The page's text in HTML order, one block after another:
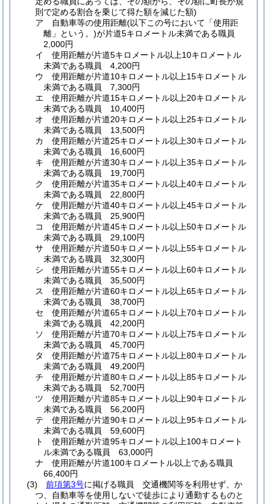
則で定める割合を乗じて得た額を減じた額)
ア
自動車等の使用距離(以下この号において「使用距
離」という。)が片道5キロメートル未満である職員
2,000円
イ
使用距離が片道5キロメートル以上10キロメートル
未満である職員 4,200円
ウ
使用距離が片道10キロメートル以上15キロメートル
未満である職員 7,300円
エ
使用距離が片道15キロメートル以上20キロメートル
未満である職員 10,400円
オ
使用距離が片道20キロメートル以上25キロメートル
未満である職員 13,500円
カ
使用距離が片道25キロメートル以上30キロメートル
未満である職員 16,600円
キ
使用距離が片道30キロメートル以上35キロメートル
未満である職員 19,700円
ク
使用距離が片道35キロメートル以上40キロメートル
未満である職員 22,800円
ケ
使用距離が片道40キロメートル以上45キロメートル
未満である職員 25,900円
コ
使用距離が片道45キロメートル以上50キロメートル
未満である職員 29,100円
サ
使用距離が片道50キロメートル以上55キロメートル
未満である職員 32,300円
シ
使用距離が片道55キロメートル以上60キロメートル
未満である職員 35,500円
ス
使用距離が片道60キロメートル以上65キロメートル
未満である職員 38,700円
セ
使用距離が片道65キロメートル以上70キロメートル
未満である職員 42,200円
ソ
使用距離が片道70キロメートル以上75キロメートル
未満である職員 45,700円
タ
使用距離が片道75キロメートル以上80キロメートル
未満である職員 49,200円
チ
使用距離が片道80キロメートル以上85キロメートル
未満である職員 52,700円
ツ
使用距離が片道85キロメートル以上90キロメートル
未満である職員 56,200円
テ
使用距離が片道90キロメートル以上95キロメートル
未満である職員 59,600円
ト
使用距離が片道95キロメートル以上100キロメート
ル未満である職員 63,000円
ナ
使用距離が片道100キロメートル以上である職員
66,400円
(3)
前項第3号に掲げる職員 交通機関等を利用せず、か
つ、自動車等を使用しないで徒歩により通勤するものと